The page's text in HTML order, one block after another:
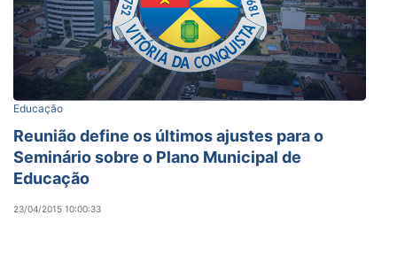
Educação
Reunião define os últimos ajustes para o
Seminário sobre o Plano Municipal de
Educação
23/04/2015 10:00:33